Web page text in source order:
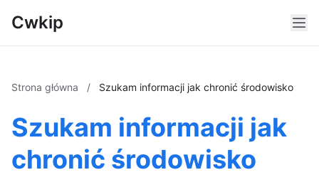
Cwkip
Strona główna / Szukam informacji jak chronić środowisko
Szukam informacji jak
chronić środowisko